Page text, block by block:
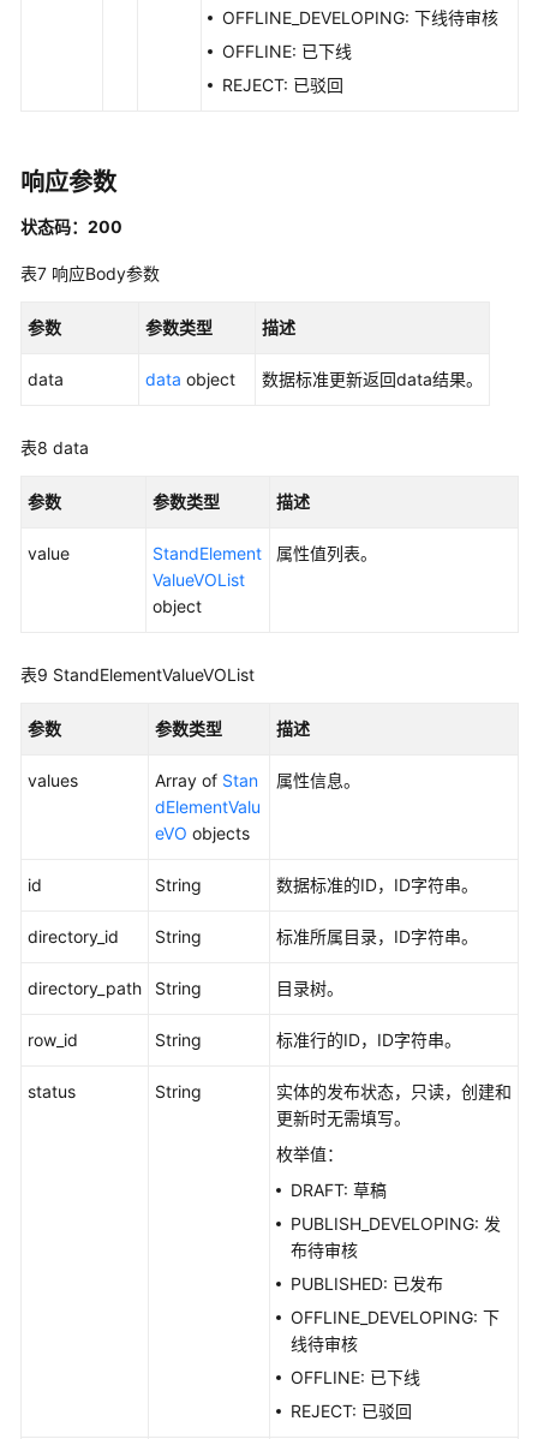
SDK
考
常
问
频
助
文
用
考
共
OFFLINE_DEVELOPING: 下线待审核
OFFLINE: 已下线
REJECT: 已驳回
响应参数
状态码：200
表7 响应Body参数
参数 参数类型 描述
data data object 数据标准更新返回data结果。
表8 data
参数 参数类型 描述
value
StandElement
ValueVOList
object
属性值列表。
表9 StandElementValueVOList
参数 参数类型 描述
values Array of Stan
dElementValu
eVO objects
属性信息。
id String 数据标准的ID，ID字符串。
directory_id String 标准所属目录，ID字符串。
directory_path String 目录树。
row_id String 标准行的ID，ID字符串。
status String
实体的发布状态，只读，创建和
更新时无需填写。
枚举值：
DRAFT: 草稿
PUBLISH_DEVELOPING: 发
布待审核
PUBLISHED: 已发布
OFFLINE_DEVELOPING: 下
线待审核
OFFLINE: 已下线
REJECT: 已驳回